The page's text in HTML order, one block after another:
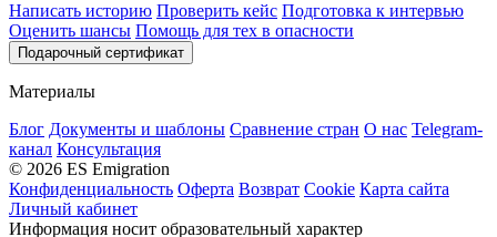
Написать историю Проверить кейс Подготовка к интервью
Оценить шансы Помощь для тех в опасности
Подарочный сертификат
Материалы
Блог Документы и шаблоны Сравнение стран О нас Telegram-
канал Консультация
© 2026 ES Emigration
Конфиденциальность Оферта Возврат Cookie Карта сайта
Личный кабинет
Информация носит образовательный характер